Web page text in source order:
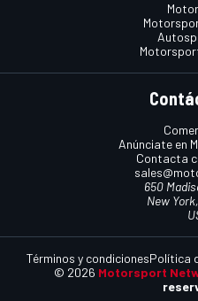
Anúnciate en
Contacta
650
New
© 2026 Motorsport
Términos y condicionesPolítica